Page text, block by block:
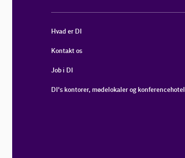
Hvad er DI
Kontakt os
Job i DI
DI's kontorer, mødelokaler og konferencehotel